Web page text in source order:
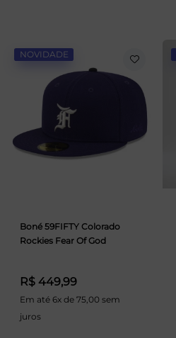
NOVIDADE
Boné 59FIFTY Colorado
Rockies Fear Of God
R$ 449,99
Em até 6x de 75,00 sem
juros